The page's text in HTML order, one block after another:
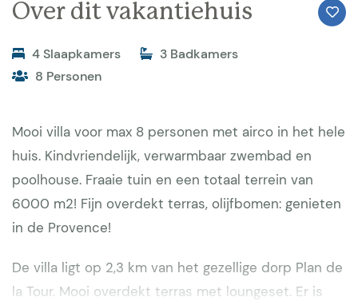
Over dit vakantiehuis
4 Slaapkamers
3 Badkamers
8 Personen
Mooi villa voor max 8 personen met airco in het hele
huis. Kindvriendelijk, verwarmbaar zwembad en
poolhouse. Fraaie tuin en een totaal terrein van
6000 m2! Fijn overdekt terras, olijfbomen: genieten
in de Provence!
De villa ligt op 2,3 km van het gezellige dorp Plan de
la Tour. Mooi overdekt terras met loungeset. Er is